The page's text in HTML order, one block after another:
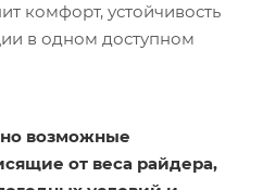
комфорт, устойчивость
в одном доступном
возможные
от веса райдера,